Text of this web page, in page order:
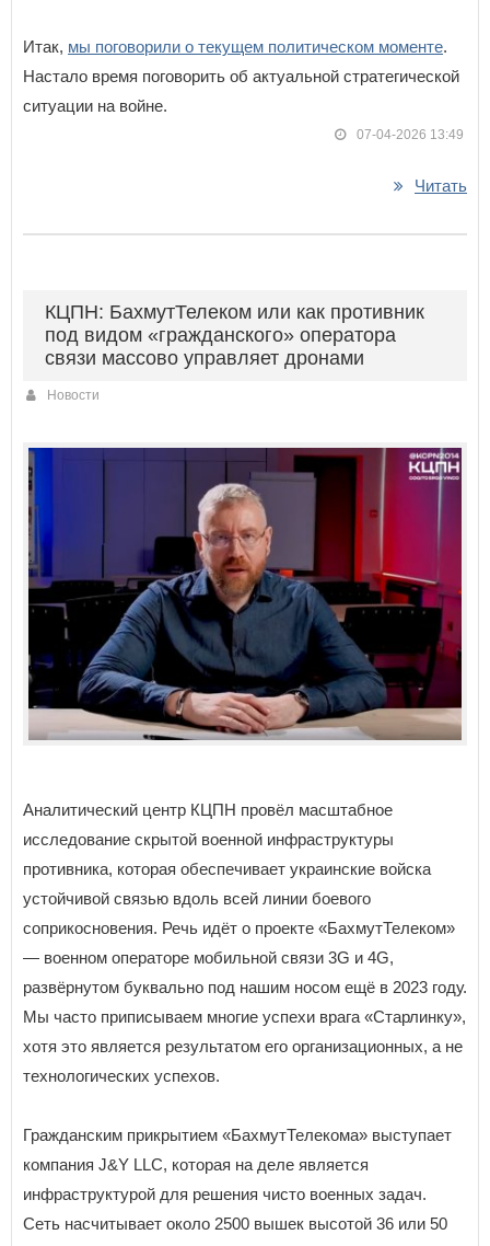
Итак, мы поговорили о текущем политическом моменте.
Настало время поговорить об актуальной стратегической
ситуации на войне.
07-04-2026 13:49
Читать
КЦПН: БахмутТелеком или как противник
под видом «гражданского» оператора
связи массово управляет дронами
Новости
Аналитический центр КЦПН провёл масштабное
исследование скрытой военной инфраструктуры
противника, которая обеспечивает украинские войска
устойчивой связью вдоль всей линии боевого
соприкосновения. Речь идёт о проекте «БахмутТелеком»
— военном операторе мобильной связи 3G и 4G,
развёрнутом буквально под нашим носом ещё в 2023 году.
Мы часто приписываем многие успехи врага «Старлинку»,
хотя это является результатом его организационных, а не
технологических успехов.
Гражданским прикрытием «БахмутТелекома» выступает
компания J&Y LLC, которая на деле является
инфраструктурой для решения чисто военных задач.
Сеть насчитывает около 2500 вышек высотой 36 или 50